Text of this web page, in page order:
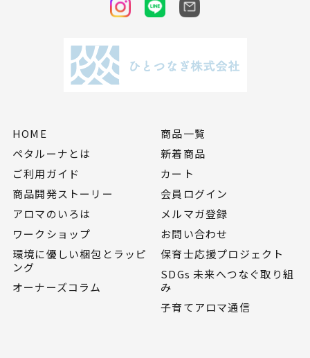
HOME
ペタルーナとは
ご利用ガイド
商品開発ストーリー
アロマのいろは
ワークショップ
環境に優しい梱包とラッピ
ング
オーナーズコラム
商品一覧
新着商品
カート
会員ログイン
メルマガ登録
お問い合わせ
保育士応援プロジェクト
SDGs 未来へつなぐ取り組
み
子育てアロマ通信